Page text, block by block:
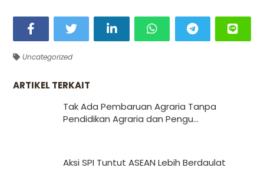
Uncategorized
ARTIKEL TERKAIT
Tak Ada Pembaruan Agraria Tanpa
Pendidikan Agraria dan Pengu...
Aksi SPI Tuntut ASEAN Lebih Berdaulat